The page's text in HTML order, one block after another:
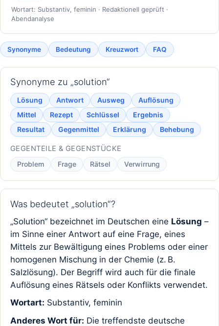
Wortart: Substantiv, feminin · Redaktionell geprüft ·
Abendanalyse
Synonyme Bedeutung Kreuzwort FAQ
Synonyme zu „solution“
Lösung Antwort Ausweg
Auflösung
Mittel
Rezept Schlüssel
Ergebnis
Resultat
Gegenmittel Erklärung Behebung
GEGENTEILE & GEGENSTÜCKE
Problem Frage Rätsel Verwirrung
Was bedeutet „solution“?
„Solution“ bezeichnet im Deutschen eine Lösung –
im Sinne einer Antwort auf eine Frage, eines
Mittels zur Bewältigung eines Problems oder einer
homogenen Mischung in der Chemie (z. B.
Salzlösung). Der Begriff wird auch für die finale
Auflösung eines Rätsels oder Konflikts verwendet.
Wortart: Substantiv, feminin
Anderes Wort für: Die treffendste deutsche